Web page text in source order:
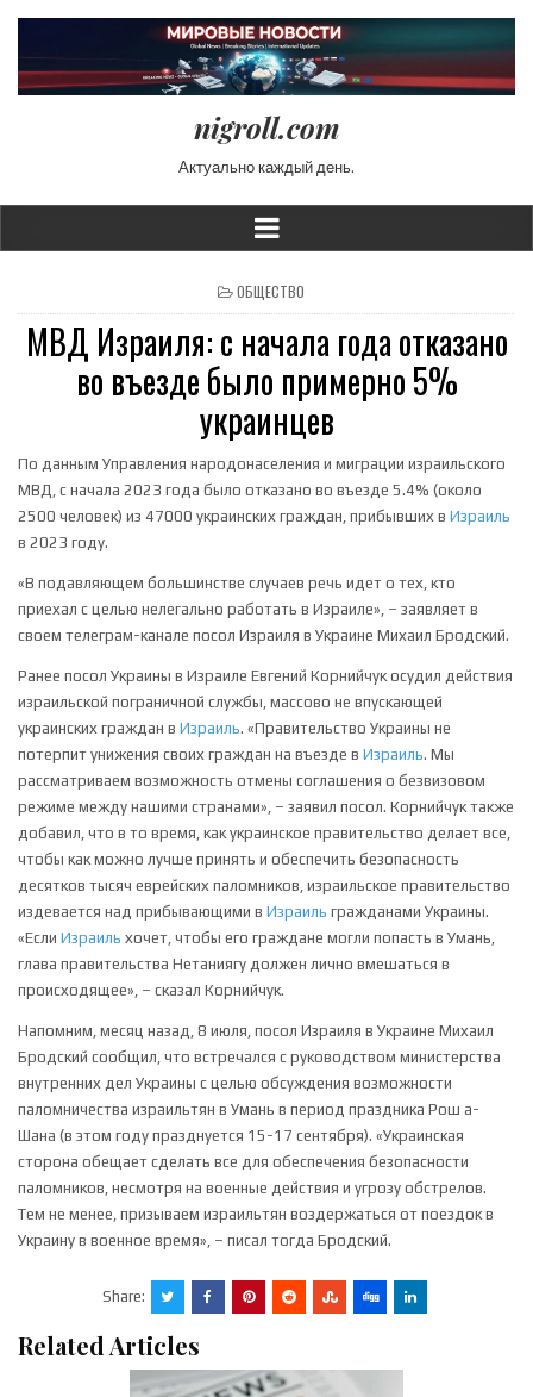
nigroll.com
Актуально каждый день.
POSTED IN
ОБЩЕСТВО
МВД Израиля: с начала года отказано
во въезде было примерно 5%
украинцев
По данным Управления народонаселения и миграции израильского
МВД, с начала 2023 года было отказано во въезде 5.4% (около
2500 человек) из 47000 украинских граждан, прибывших в Израиль
в 2023 году.
«В подавляющем большинстве случаев речь идет о тех, кто
приехал с целью нелегально работать в Израиле», – заявляет в
своем телеграм-канале посол Израиля в Украине Михаил Бродский.
Ранее посол Украины в Израиле Евгений Корнийчук осудил действия
израильской пограничной службы, массово не впускающей
украинских граждан в Израиль. «Правительство Украины не
потерпит унижения своих граждан на въезде в Израиль. Мы
рассматриваем возможность отмены соглашения о безвизовом
режиме между нашими странами», – заявил посол. Корнийчук также
добавил, что в то время, как украинское правительство делает все,
чтобы как можно лучше принять и обеспечить безопасность
десятков тысяч еврейских паломников, израильское правительство
издевается над прибывающими в Израиль гражданами Украины.
«Если Израиль хочет, чтобы его граждане могли попасть в Умань,
глава правительства Нетаниягу должен лично вмешаться в
происходящее», – сказал Корнийчук.
Напомним, месяц назад, 8 июля, посол Израиля в Украине Михаил
Бродский сообщил, что встречался с руководством министерства
внутренних дел Украины с целью обсуждения возможности
паломничества израильтян в Умань в период праздника Рош а-
Шана (в этом году празднуется 15-17 сентября). «Украинская
сторона обещает сделать все для обеспечения безопасности
паломников, несмотря на военные действия и угрозу обстрелов.
Тем не менее, призываем израильтян воздержаться от поездок в
Украину в военное время», – писал тогда Бродский.
Share:
Related Articles